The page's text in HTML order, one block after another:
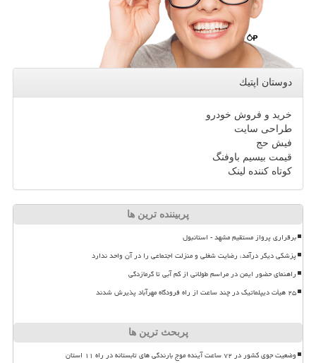
دوستان اپتیك
خرید و فروش خودرو
طراحی سایت
فیش حج
قیمت بیسیم باوفنگ
کوتاه کننده لینک
پربیننده ترین ها
برقراری پرواز مستقیم مشهد - استانبول
پزشکی دیگر درآمد، رضایت شغلی و منزلت اجتماعی را در آن واحد ندارد
راهنمای حضور ایمن در مراسم طولانی از کم آبی تا گرمازدگی
۲۵ هیأت دیپلماتیک در چند ساعت از راه فرودگاه مهرآباد پذیرش شدند
پربحث ترین ها
وضعیت جوی کشور در ۷۲ ساعت آینده موج بارندگی های تابستانه در راه ۱۱ استان